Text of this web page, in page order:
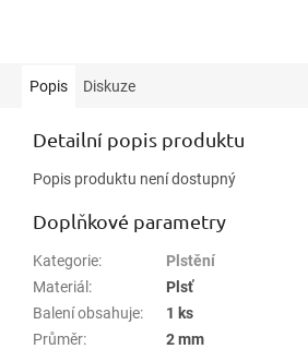
Popis Diskuze
Detailní popis produktu
Popis produktu není dostupný
Doplňkové parametry
Kategorie:
Plstění
Materiál :
Plsť
Balení obsahuje:
1 ks
Průměr:
2 mm